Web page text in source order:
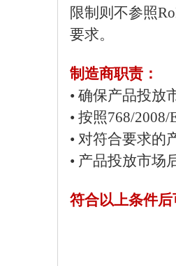
限制则不参照
要求。
制造商职责：
• 确保产品投放
• 按照768/
• 对符合要求的
• 产品投放市场
符合以上条件